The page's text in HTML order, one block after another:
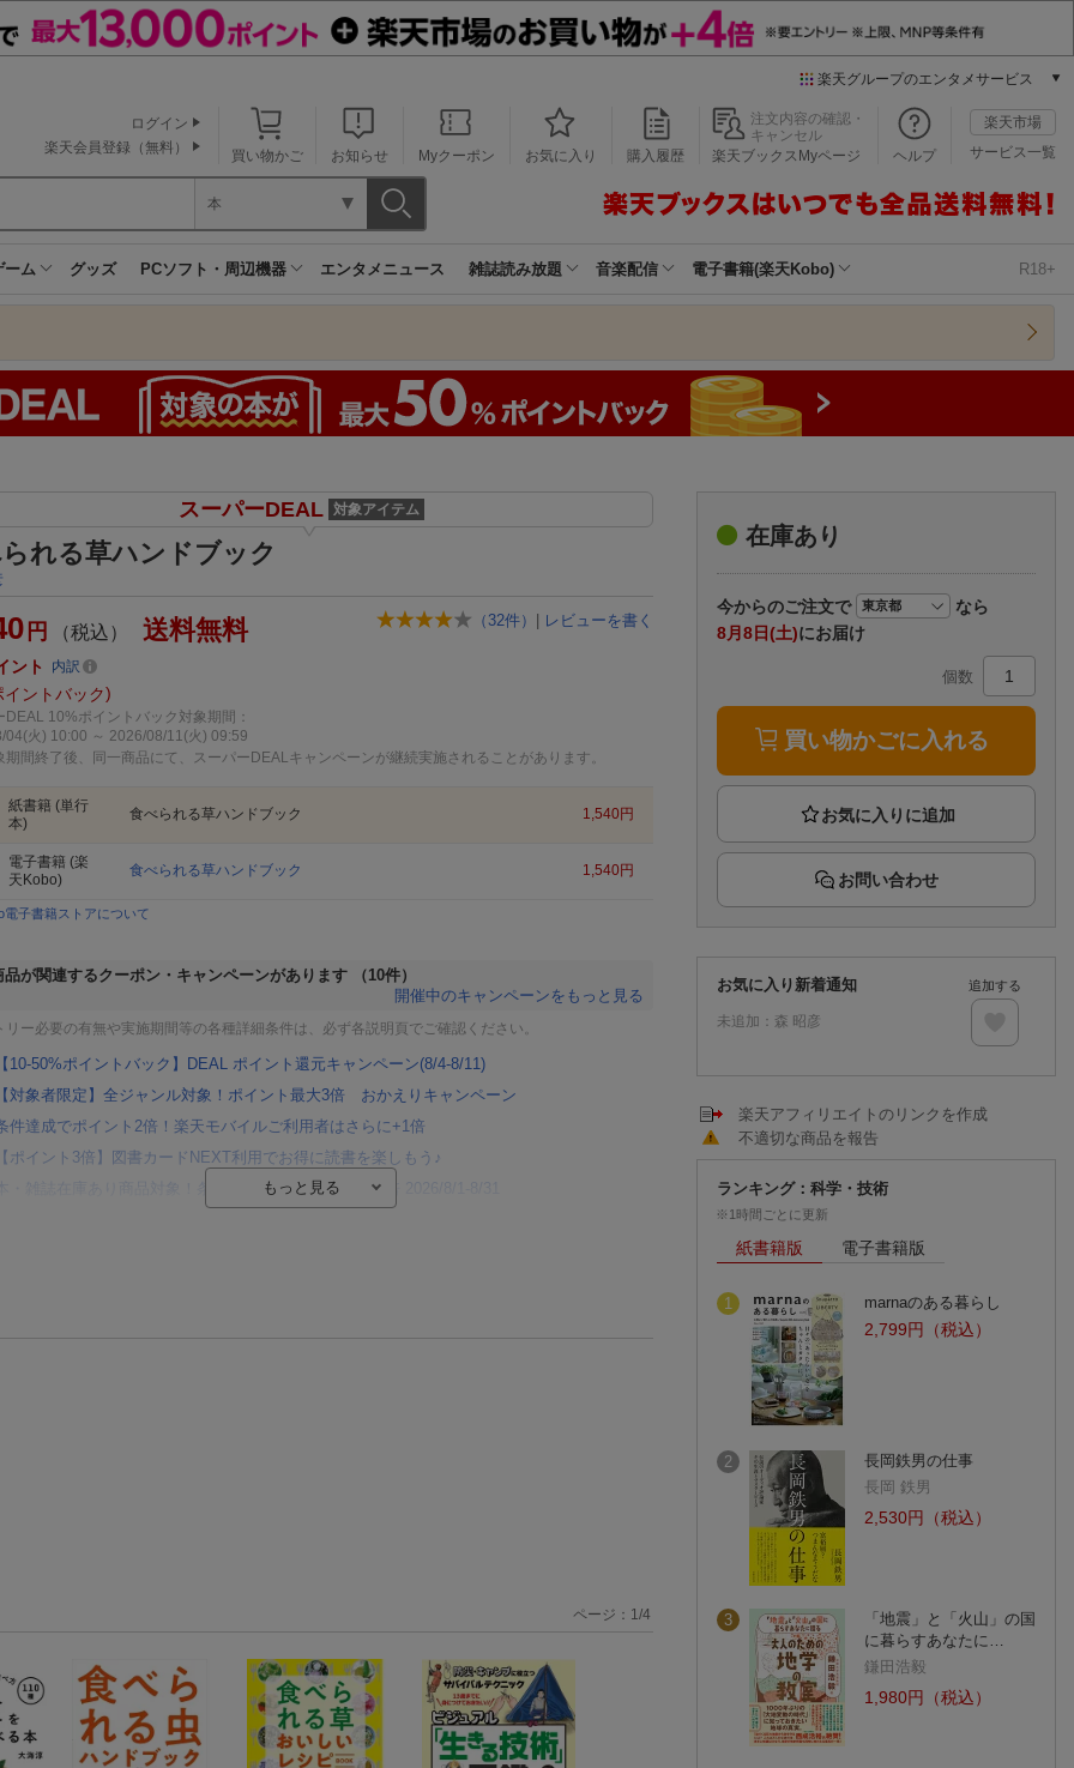
楽天グループのエンタメサービス
本/ゲーム/CD/DVD
楽天ブックス
楽天Kobo
エンタメニュース
推し楽
買い物かご お知らせ Myクーポン お気に入り 購入履歴
注文内容の確認・
キャンセル
楽天ブックスMyページ
ヘルプ
楽天市場
サービス一覧
ログイン
楽天会員登録（無料）
本
ーム グッズ PCソフト・周辺機器 エンタメニュース 雑誌読み放題 音楽配信 電子書籍(楽天Kobo) R18+
スーパーDEAL 対象アイテム
れる草ハンドブック
（ 32件） | レビューを書く
円 （税込） 送料無料
ント 内訳
イントバック
DEAL 10%ポイントバック対象期間：
04(火) 10:00 ～ 2026/08/11(火) 09:59
間終了後、同一商品にて、スーパーDEALキャンペーンが継続実施されることがあります。
紙書籍 (単行
本)
食べられる草ハンドブック 1,540円
電子書籍 (楽
天Kobo)
食べられる草ハンドブック 1,540円
電子書籍ストアについて
品が関連するクーポン・キャンペーンがあります
（10件）
開催中のキャンペーンをもっと見る
ー必要の有無や実施期間等の各種詳細条件は、必ず各説明頁でご確認ください。
10-50%ポイントバック】DEAL ポイント還元キャンペーン(8/4-8/11)
対象者限定】全ジャンル対象！ポイント最大3倍 おかえりキャンペーン
件達成でポイント2倍！楽天モバイルご利用者はさらに+1倍
ポイント3倍】図書カードNEXT利用でお得に読書を楽しもう♪
・雑誌在庫あり商品対象！条件達成でポイント最大10倍 2026/8/1-8/31
ページ： 1/4
在庫あり
今からのご注文で
なら
8月8日(土)にお届け
個数
買い物かごに入れる
お問い合わせ
お気に入り新着通知
未追加： 森 昭彦
追加する
楽天アフィリエイトのリンクを作成
不適切な商品を報告
ランキング：科学・技術
※1時間ごとに更新
紙書籍版 電子書籍版
1 marnaのある暮らし
2,799円（税込）
2
長岡鉄男の仕事
長岡 鉄男
2,530円（税込）
3
「地震」と「火山」の国
に暮らすあなたに…
鎌田浩毅
1,980円（税込）